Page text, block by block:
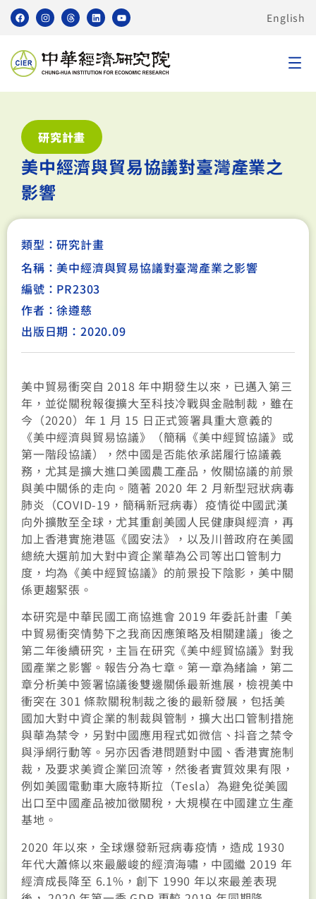
English
研究計畫
美中經濟與貿易協議對臺灣產業之
影響
類型：研究計畫
名稱：美中經濟與貿易協議對臺灣產業之影響
編號：PR2303
作者：徐遵慈
出版日期：2020.09
美中貿易衝突自 2018 年中期發生以來，已邁入第三
年，並從關稅報復擴大至科技冷戰與金融制裁，雖在
今（2020）年 1 月 15 日正式簽署具重大意義的
《美中經濟與貿易協議》（簡稱《美中經貿協議》或
第一階段協議），然中國是否能依承諾履行協議義
務，尤其是擴大進口美國農工產品，攸關協議的前景
與美中關係的走向。隨著 2020 年 2 月新型冠狀病毒
肺炎（COVID-19，簡稱新冠病毒）疫情從中國武漢
向外擴散至全球，尤其重創美國人民健康與經濟，再
加上香港實施港區《國安法》，以及川普政府在美國
總統大選前加大對中資企業華為公司等出口管制力
度，均為《美中經貿協議》的前景投下陰影，美中關
係更趨緊張。
本研究是中華民國工商協進會 2019 年委託計畫「美
中貿易衝突情勢下之我商因應策略及相關建議」後之
第二年後續研究，主旨在研究《美中經貿協議》對我
國產業之影響。報告分為七章。第一章為緒論，第二
章分析美中簽署協議後雙邊關係最新進展，檢視美中
衝突在 301 條款關稅制裁之後的最新發展，包括美
國加大對中資企業的制裁與管制，擴大出口管制措施
與華為禁令，另對中國應用程式如微信、抖音之禁令
與淨網行動等。另亦因香港問題對中國、香港實施制
裁，及要求美資企業回流等，然後者實質效果有限，
例如美國電動車大廠特斯拉（Tesla）為避免從美國
出口至中國產品被加徵關稅，大規模在中國建立生產
基地。
2020 年以來，全球爆發新冠病毒疫情，造成 1930
年代大蕭條以來最嚴峻的經濟海嘯，中國繼 2019 年
經濟成長降至 6.1%，創下 1990 年以來最差表現